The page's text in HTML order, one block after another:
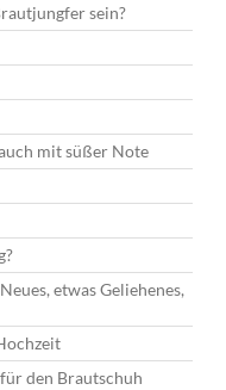
sein?
mit süßer Note
etwas Geliehenes,
den Brautschuh